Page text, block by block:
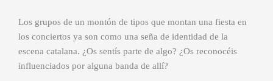
Los grupos de un montón de tipos que montan una fiesta en
los conciertos ya son como una seña de identidad de la
escena catalana. ¿Os sentís parte de algo? ¿Os reconocéis
influenciados por alguna banda de allí?